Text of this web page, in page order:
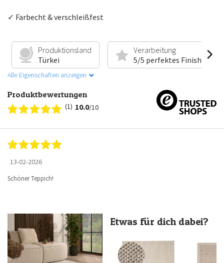
✓ Farbecht & verschleißfest
Produktionsland
Türkei
Verarbeitung
5/5 perfektes Finish
Alle Eigenschaften anzeigen
Produktbewertungen
(1) 10.0/10
13-02-2026
Schöner Teppich!
Etwas für dich dabei?